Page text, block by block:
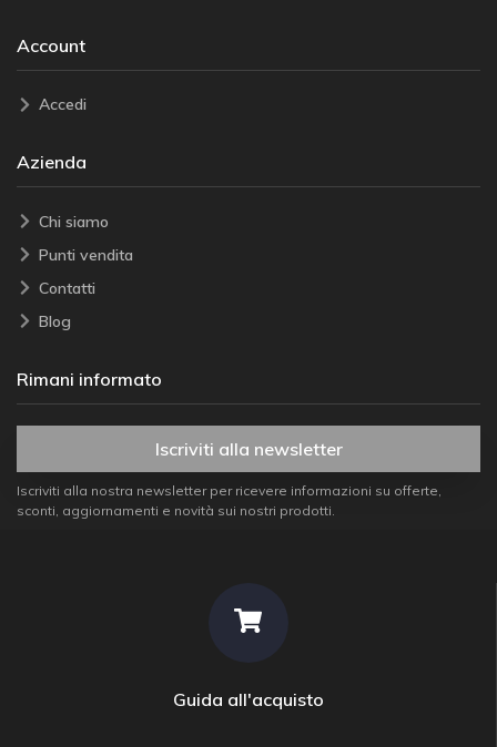
Account
Accedi
Azienda
Chi siamo
Punti vendita
Contatti
Blog
Rimani informato
Iscriviti alla newsletter
Iscriviti alla nostra newsletter per ricevere informazioni su offerte,
sconti, aggiornamenti e novità sui nostri prodotti.
Guida all'acquisto